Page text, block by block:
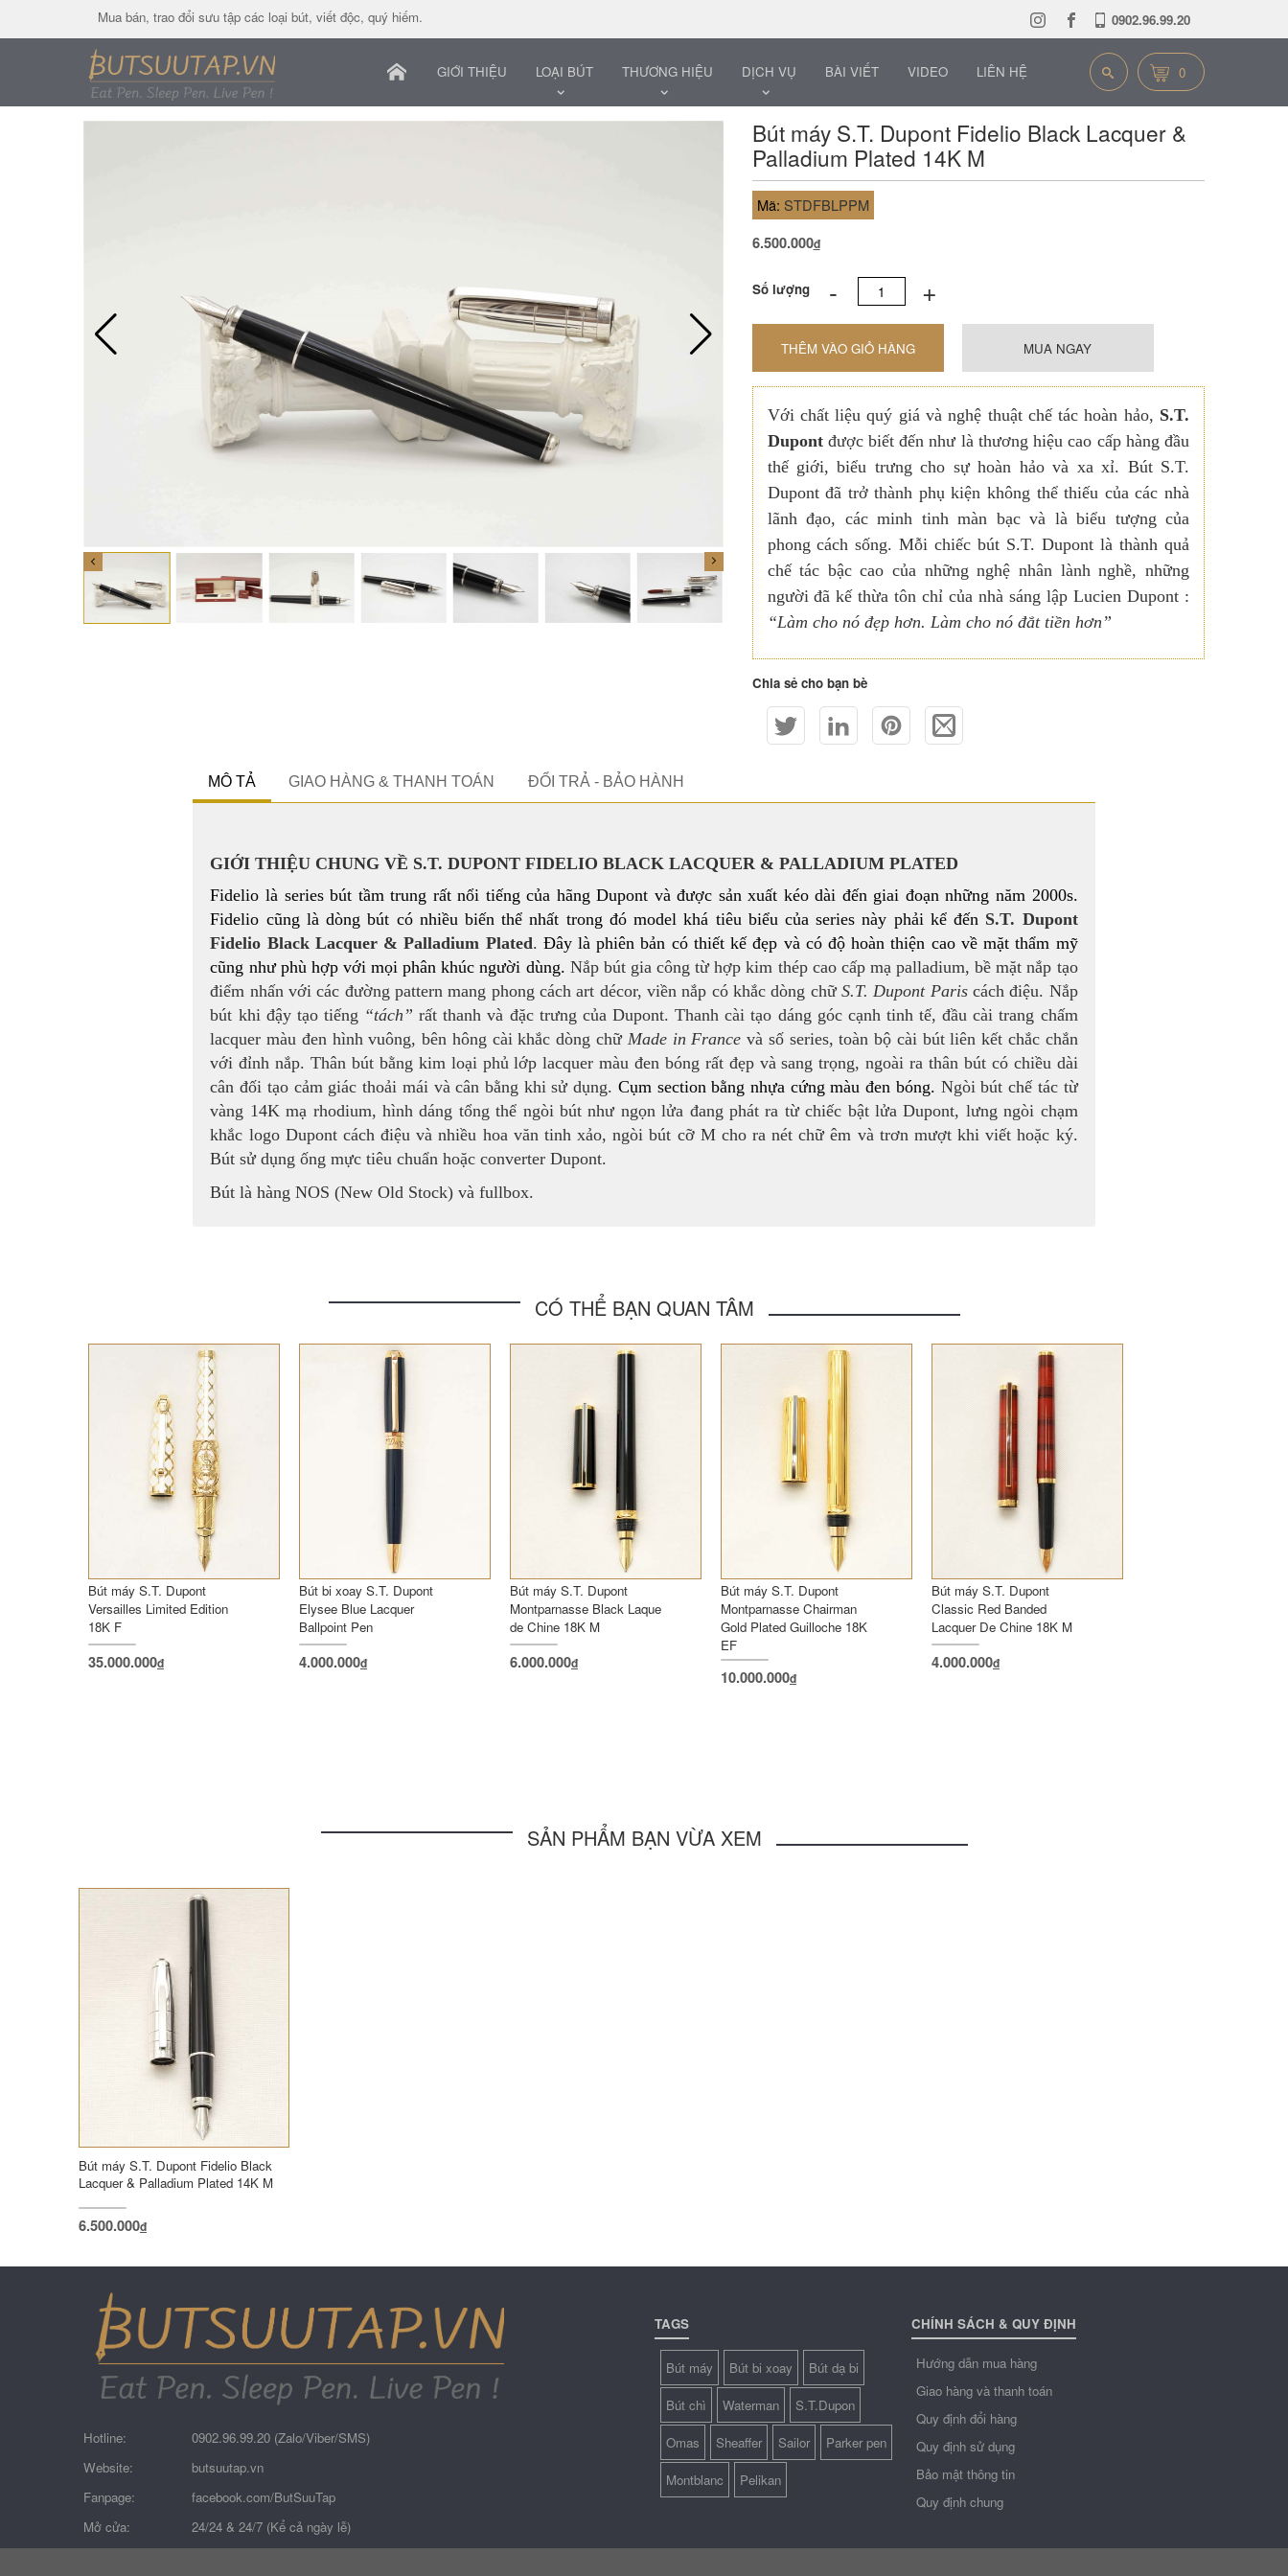
Mua bán, trao đổi sưu tập các loại bút, viết độc, quý hiếm. 0902.96.99.20
GIỚI THIỆU LOẠI BÚT THƯƠNG HIỆU DỊCH VỤ BÀI VIẾT VIDEO LIÊN HỆ 0
Bút máy S.T. Dupont Fidelio Black Lacquer &
Palladium Plated 14K M
Mã: STDFBLPPM
6.500.000đ
Số lượng - +
THÊM VÀO GIỎ HÀNG MUA NGAY
Với chất liệu quý giá và nghệ thuật chế tác hoàn hảo, S.T.
Dupontđược biết đến như là thương hiệu cao cấp hàng đầu
thế giới, biểu trưng cho sự hoàn hảo và xa xỉ. Bút S.T.
Dupont đã trở thành phụ kiện không thể thiếu của các nhà
lãnh đạo, các minh tinh màn bạc và là biểu tượng của
phong cách sống. Mỗi chiếc bút S.T. Dupont là thành quả
chế tác bậc cao của những nghệ nhân lành nghề, những
người đã kế thừa tôn chỉ của nhà sáng lập Lucien Dupont :
“Làm cho nó đẹp hơn. Làm cho nó đắt tiền hơn”
Chia sẻ cho bạn bè
MÔ TẢ GIAO HÀNG & THANH TOÁN ĐỔI TRẢ - BẢO HÀNH
GIỚI THIỆU CHUNG VỀ S.T. DUPONT FIDELIO BLACK LACQUER & PALLADIUM PLATED
Fidelio là series bút tầm trung rất nổi tiếng của hãng Dupont và được sản xuất kéo dài đến giai đoạn những năm 2000s.
Fidelio cũng là dòng bút có nhiều biến thể nhất trong đó model khá tiêu biểu của series này phải kể đến S.T. Dupont
Fidelio Black Lacquer & Palladium Plated. Đây là phiên bản có thiết kế đẹp và có độ hoàn thiện cao về mặt thẩm mỹ
cũng như phù hợp với mọi phân khúc người dùng. Nắp bút gia công từ hợp kim thép cao cấp mạ palladium, bề mặt nắp tạo
điểm nhấn với các đường pattern mang phong cách art décor, viền nắp có khắc dòng chữ S.T. Dupont Pariscách điệu. Nắp
bút khi đậy tạo tiếng “tách” rất thanh và đặc trưng của Dupont. Thanh cài tạo dáng góc cạnh tinh tế, đầu cài trang chấm
lacquer màu đen hình vuông, bên hông cài khắc dòng chữ Made in France và số series, toàn bộ cài bút liên kết chắc chắn
với đỉnh nắp. Thân bút bằng kim loại phủ lớp lacquer màu đen bóng rất đẹp và sang trọng, ngoài ra thân bút có chiều dài
cân đối tạo cảm giác thoải mái và cân bằng khi sử dụng. Cụm section bằng nhựa cứng màu đen bóng. Ngòi bút chế tác từ
vàng 14K mạ rhodium, hình dáng tổng thể ngòi bút như ngọn lửa đang phát ra từ chiếc bật lửa Dupont, lưng ngòi chạm
khắc logo Dupont cách điệu và nhiều hoa văn tinh xảo, ngòi bút cỡ M cho ra nét chữ êm và trơn mượt khi viết hoặc ký.
Bút sử dụng ống mực tiêu chuẩn hoặc converter Dupont.
Bút là hàng NOS (New Old Stock) và fullbox.
CÓ THỂ BẠN QUAN TÂM
Bút máy S.T. Dupont
Versailles Limited Edition
18K F
35.000.000đ
Bút bi xoay S.T. Dupont
Elysee Blue Lacquer
Ballpoint Pen
4.000.000đ
Bút máy S.T. Dupont
Montparnasse Black Laque
de Chine 18K M
6.000.000đ
Bút máy S.T. Dupont
Montparnasse Chairman
Gold Plated Guilloche 18K
EF
10.000.000đ
Bút máy S.T. Dupont
Classic Red Banded
Lacquer De Chine 18K M
4.000.000đ
SẢN PHẨM BẠN VỪA XEM
Bút máy S.T. Dupont Fidelio Black
Lacquer & Palladium Plated 14K M
6.500.000đ
Hotline:
0902.96.99.20 (Zalo/Viber/SMS)
Website:
butsuutap.vn
Fanpage:
facebook.com/ButSuuTap
Mở cửa:
24/24 & 24/7 (Kể cả ngày lễ)
TAGS
Bút máy Bút bi xoay Bút dạ bi
Bút chì Waterman S.T.Dupon
Omas Sheaffer Sailor Parker pen
Montblanc Pelikan
CHÍNH SÁCH & QUY ĐỊNH
Hướng dẫn mua hàng
Giao hàng và thanh toán
Quy định đổi hàng
Quy định sử dụng
Bảo mật thông tin
Quy định chung